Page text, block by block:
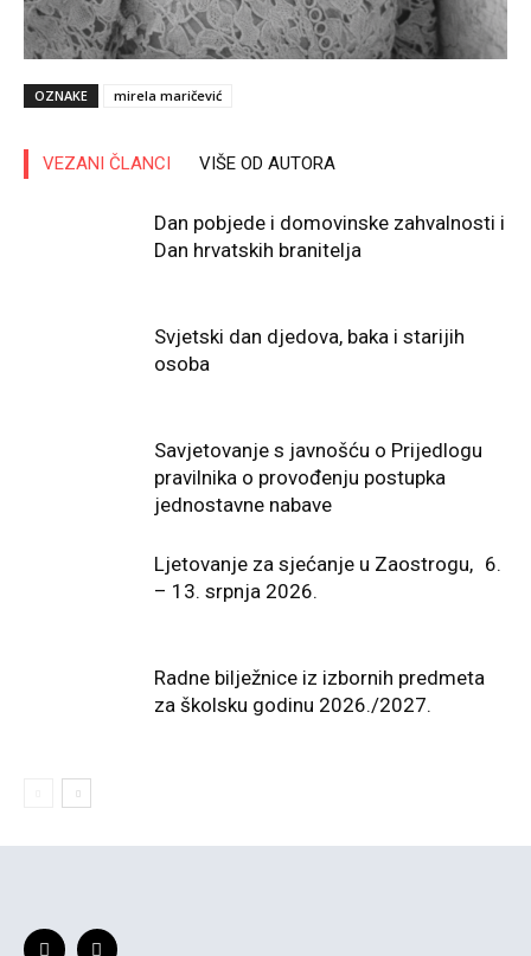
OZNAKE mirela maričević
VEZANI ČLANCI VIŠE OD AUTORA
Dan pobjede i domovinske zahvalnosti i
Dan hrvatskih branitelja
Svjetski dan djedova, baka i starijih
osoba
Savjetovanje s javnošću o Prijedlogu
pravilnika o provođenju postupka
jednostavne nabave
Ljetovanje za sjećanje u Zaostrogu, 6.
– 13. srpnja 2026.
Radne bilježnice iz izbornih predmeta
za školsku godinu 2026./2027.